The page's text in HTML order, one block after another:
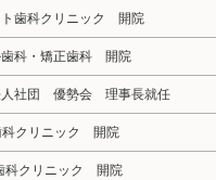
歯科クリニック 開院
科・矯正歯科 開院
社団 優勢会 理事長就任
クリニック 開院
科クリニック 開院